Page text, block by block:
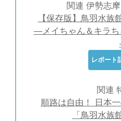
関連 伊勢志
【保存版】鳥羽水族
―メイちゃん＆キラち
レポート
関連
順路は自由！ 日本
「鳥羽水族